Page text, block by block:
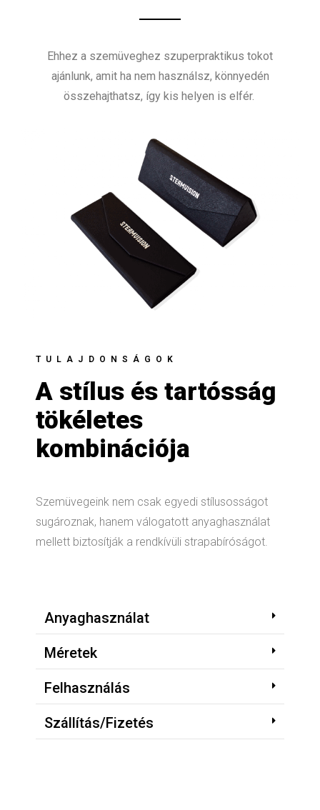
Ehhez a szemüveghez szuperpraktikus tokot
ajánlunk, amit ha nem használsz, könnyedén
összehajthatsz, így kis helyen is elfér.
TULAJDONSÁGOK
A stílus és tartósság
tökéletes
kombinációja
Szemüvegeink nem csak egyedi stílusosságot
sugároznak, hanem válogatott anyaghasználat
mellett biztosítják a rendkívüli strapabíróságot.
Anyaghasználat
Méretek
Felhasználás
Szállítás/Fizetés